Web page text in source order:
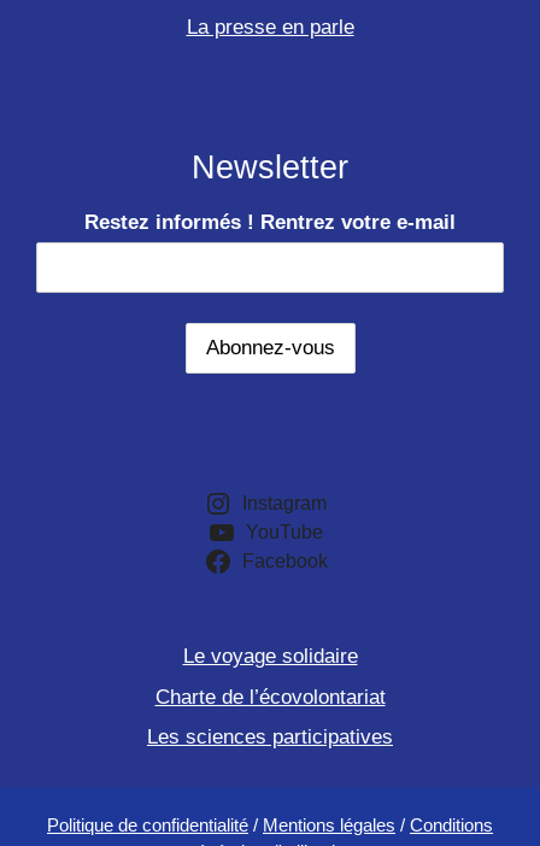
La presse en parle
Newsletter
Restez informés ! Rentrez votre e-mail
Instagram
YouTube
Facebook
Le voyage solidaire
Charte de l’écovolontariat
Les sciences participatives
Politique de confidentialité / Mentions légales / Conditions